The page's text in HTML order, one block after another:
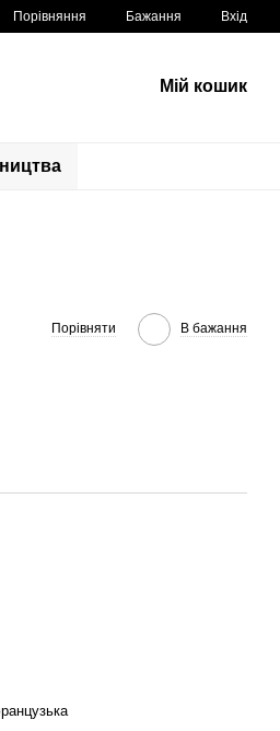
Порівняння Бажання Вхід
Мій кошик
Порівняти В бажання